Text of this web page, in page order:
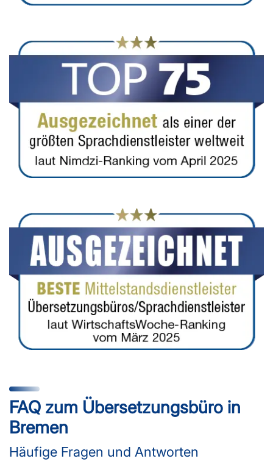
FAQ zum Übersetzungsbüro in
Bremen
Häufige Fragen und Antworten